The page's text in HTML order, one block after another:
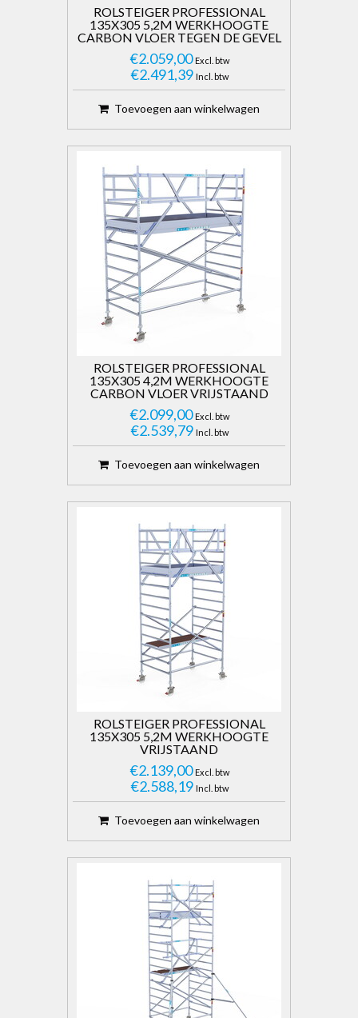
ROLSTEIGER PROFESSIONAL
135X305 5,2M WERKHOOGTE
CARBON VLOER TEGEN DE GEVEL
€2.059,00 Excl. btw
€2.491,39 Incl. btw
Toevoegen aan winkelwagen
ROLSTEIGER PROFESSIONAL
135X305 4,2M WERKHOOGTE
CARBON VLOER VRIJSTAAND
€2.099,00 Excl. btw
€2.539,79 Incl. btw
Toevoegen aan winkelwagen
ROLSTEIGER PROFESSIONAL
135X305 5,2M WERKHOOGTE
VRIJSTAAND
€2.139,00 Excl. btw
€2.588,19 Incl. btw
Toevoegen aan winkelwagen